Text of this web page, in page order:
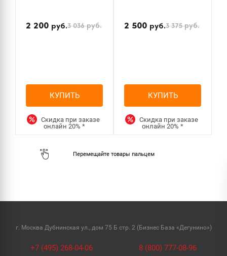
2 200 руб.3 036руб.
КУПИТЬ
Скидка при заказе
онлайн20%*
2 500 руб.3 375руб.
КУПИТЬ
Скидка при заказе
онлайн20%*
г. Москва Дубнинская ул., дом 75 Б стр. 2 (Бизнес База «Дегунино»)
+7 (495) 268-04-06 8 (800) 777-08-96